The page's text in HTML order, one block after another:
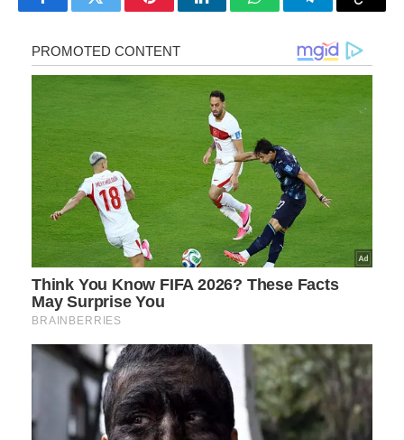
FacebookTwitter PinterestLinkedInWhatsAppTelegramCopy